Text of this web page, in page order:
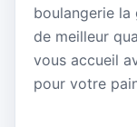
boulangerie
de meilleur
vous accueil
pour votre